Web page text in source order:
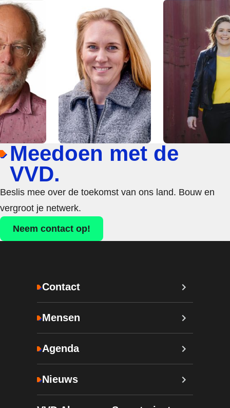
Meedoen met de
VVD.
Beslis mee over de toekomst van ons land. Bouw en
vergroot je netwerk.
Neem contact op!
Contact
Mensen
Agenda
Nieuws